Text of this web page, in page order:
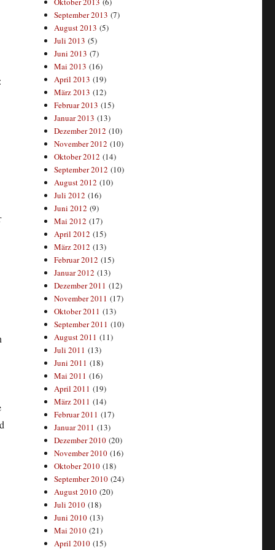
September 2013 (7)
August 2013 (5)
Juli 2013 (5)
Juni 2013 (7)
Mai 2013 (16)
April 2013 (19)
März 2013 (12)
Februar 2013 (15)
Januar 2013 (13)
Dezember 2012 (10)
November 2012 (10)
Oktober 2012 (14)
September 2012 (10)
August 2012 (10)
Juli 2012 (16)
Juni 2012 (9)
Mai 2012 (17)
April 2012 (15)
März 2012 (13)
Februar 2012 (15)
Januar 2012 (13)
Dezember 2011 (12)
November 2011 (17)
Oktober 2011 (13)
September 2011 (10)
August 2011 (11)
Juli 2011 (13)
Juni 2011 (18)
Mai 2011 (16)
April 2011 (19)
März 2011 (14)
Februar 2011 (17)
Januar 2011 (13)
Dezember 2010 (20)
November 2010 (16)
Oktober 2010 (18)
September 2010 (24)
August 2010 (20)
Juli 2010 (18)
Juni 2010 (13)
Mai 2010 (21)
April 2010 (15)